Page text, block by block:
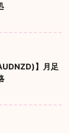
】月足